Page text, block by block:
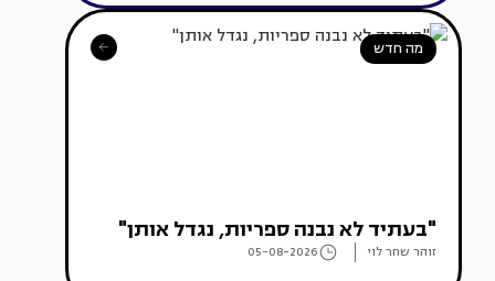
מה חדש
"בעתיד לא נבנה ספריות, נגדל אותן"
זוהר שחר לוי 05-08-2026